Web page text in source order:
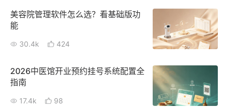
美容院管理软件怎么选？看基础版功
能
30.4k 424
2026中医馆开业预约挂号系统配置全
指南
17.4k 98